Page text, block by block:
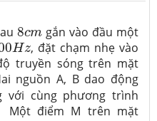
8cm
8cm gắn vào đầu một
Hz
Hz
, đặt chạm nhẹ vào
truyền sóng trên mặt
nguồn A, B dao động
với cùng phương trình
Một điểm M trên mặt